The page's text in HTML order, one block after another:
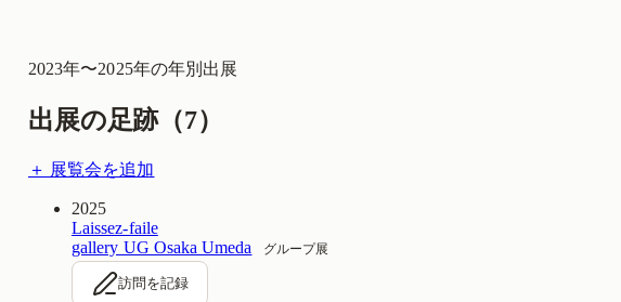
2023年〜2025年の年別出展
出展の足跡（7）
＋ 展覧会を追加
2025
Laissez-faile
gallery UG Osaka Umeda
グループ展
訪問を記録